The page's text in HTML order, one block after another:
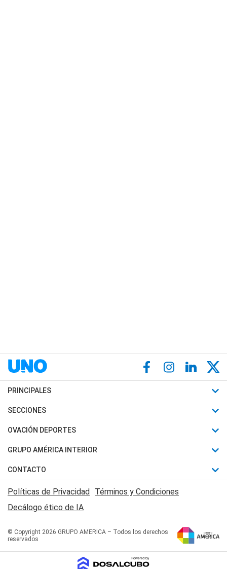
PRINCIPALES
Últimas Noticias
Política
Judiciales
Economia
SECCIONES
Horóscopo
Motores
Trucos caseros
Series y Películas
Edictos y Solicitadas
OVACIÓN DEPORTES
Fútbol
Mundial
Automovilismo
Rugby
Básquet
GRUPO AMÉRICA INTERIOR
Canal 7 en Vivo
San Juan 8
CONTACTO
Acerca de Nosotros
Contactanos
Políticas de Privacidad Términos y Condiciones
Decálogo ético de IA
© Copyright 2026 GRUPO AMERICA – Todos los derechos
reservados